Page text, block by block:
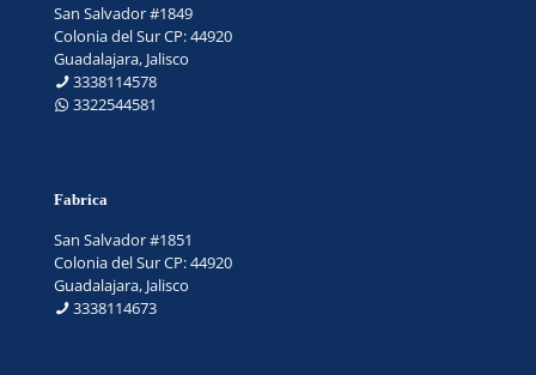
San Salvador #1849
Colonia del Sur CP: 44920
Guadalajara, Jalisco
3338114578
3322544581
Fabrica
San Salvador #1851
Colonia del Sur CP: 44920
Guadalajara, Jalisco
3338114673